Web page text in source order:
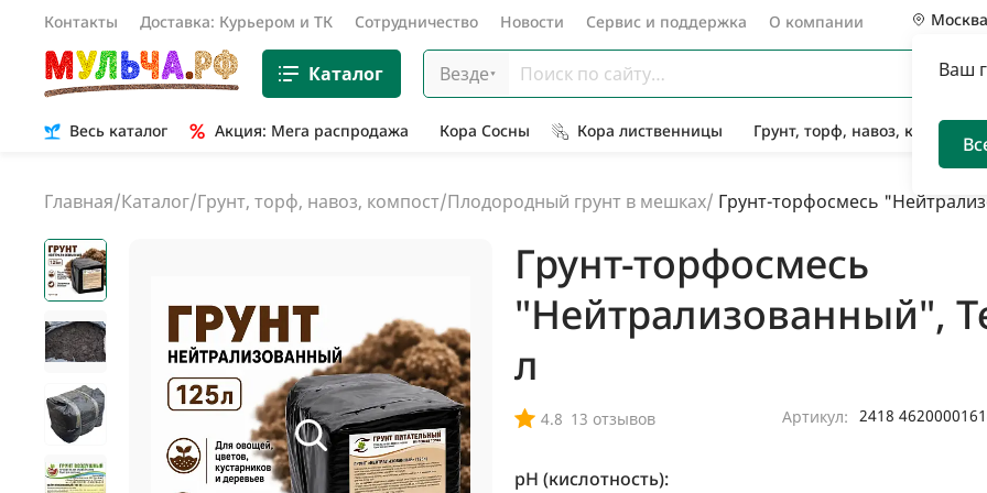
Контакты Доставка: Курьером и ТК Сотрудничество Новости Сервис и поддержка О компании Москва
Ваш
Каталог Везде
Весь каталог Акция: Мега распродажа Кора Сосны Кора лиственницы Грунт, торф, навоз, компост
Главная/Каталог/Грунт, торф, навоз, компост/Плодородный грунт в мешках/ Грунт-торфосмесь
Грунт-торфосмесь
"Нейтрализованный",
л
4.8 13 отзывов Артикул: 2418
pH (кислотность):